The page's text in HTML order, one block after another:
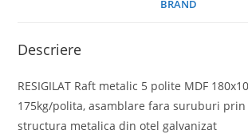
BRAND
Descriere
RESIGILAT Raft metalic 5 polite MDF
175kg/polita, asamblare fara suruburi prin
structura metalica din otel galvanizat